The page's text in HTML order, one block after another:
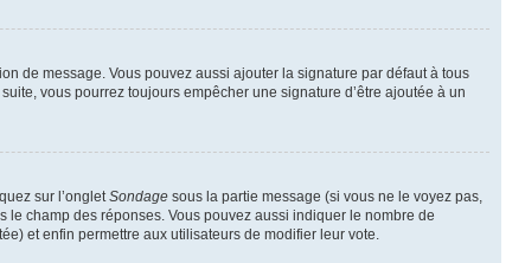
de message. Vous pouvez aussi ajouter la signature par défaut à tous
vous pourrez toujours empêcher une signature d’être ajoutée à un
sur l’onglet Sondage sous la partie message (si vous ne le voyez pas,
champ des réponses. Vous pouvez aussi indiquer le nombre de
et enfin permettre aux utilisateurs de modifier leur vote.